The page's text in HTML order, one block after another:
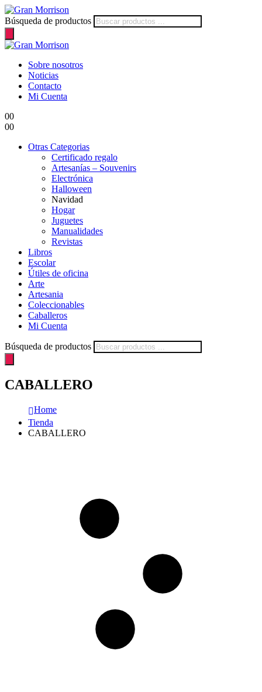
Búsqueda de productos
Sobre nosotros
Noticias
Contacto
Mi Cuenta
00
00
Otras Categorias
Certificado regalo
Artesanías – Souvenirs
Electrónica
Halloween
Navidad
Hogar
Juguetes
Manualidades
Revistas
Libros
Escolar
Útiles de oficina
Arte
Artesania
Coleccionables
Caballeros
Mi Cuenta
Búsqueda de productos
CABALLERO
Home
Tienda
CABALLERO